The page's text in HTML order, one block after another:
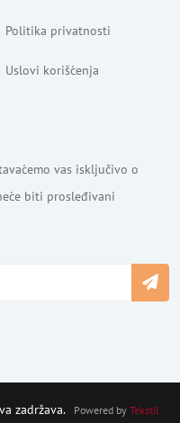
Politika privatnosti
Uslovi korišćenja
vas isključivo o
biti prosleđivani
zadržava. Powered by Tekstil